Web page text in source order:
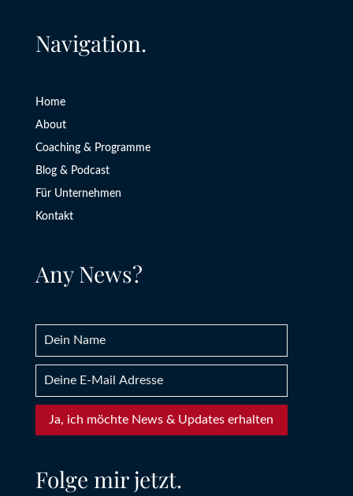
Navigation.
Home
About
Coaching & Programme
Blog & Podcast
Für Unternehmen
Kontakt
Any News?
Ja, ich möchte News & Updates erhalten
Folge mir jetzt.